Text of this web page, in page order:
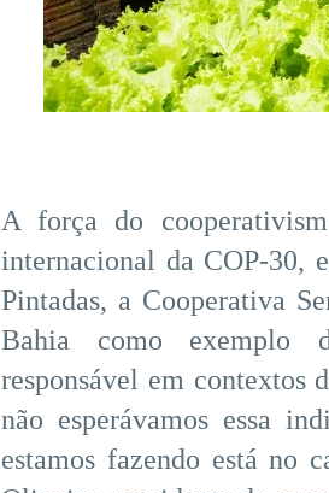
A força do
internacional da COP-30,
Pintadas, a Cooperativa
Bahia como exemplo
responsável em contextos
não esperávamos essa
estamos fazendo está no